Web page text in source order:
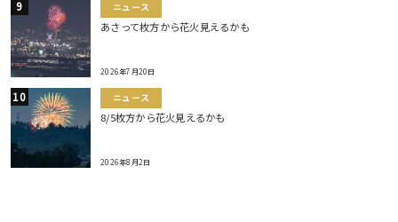
ニュース
あさって枚方から花火見えるかも
2026年7月20日
ニュース
8/5枚方から花火見えるかも
2026年8月2日